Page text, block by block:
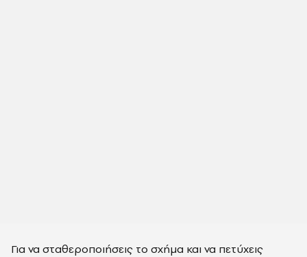
Για να σταθεροποιήσεις το σχήμα και να πετύχεις